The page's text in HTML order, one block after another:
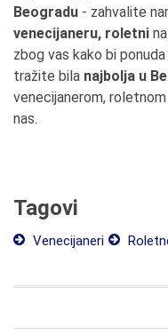
Beogradu - zahvalite
venecijaneru, roletni
zbog vas kako bi ponuda
tražite bila najbolja u
venecijanerom,
nas.
Tagovi
Venecijaneri